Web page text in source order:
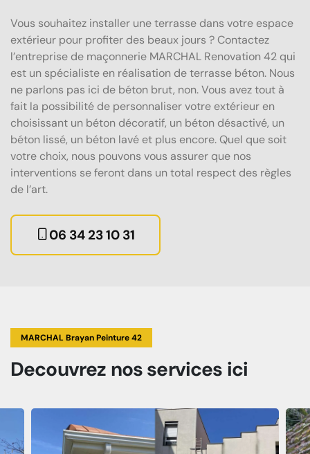
Vous souhaitez installer une terrasse dans votre espace
extérieur pour profiter des beaux jours ? Contactez
l’entreprise de maçonnerie MARCHAL Renovation 42 qui
est un spécialiste en réalisation de terrasse béton. Nous
ne parlons pas ici de béton brut, non. Vous avez tout à
fait la possibilité de personnaliser votre extérieur en
choisissant un béton décoratif, un béton désactivé, un
béton lissé, un béton lavé et plus encore. Quel que soit
votre choix, nous pouvons vous assurer que nos
interventions se feront dans un total respect des règles
de l’art.
06 34 23 10 31
MARCHAL Brayan Peinture 42
Decouvrez nos services ici